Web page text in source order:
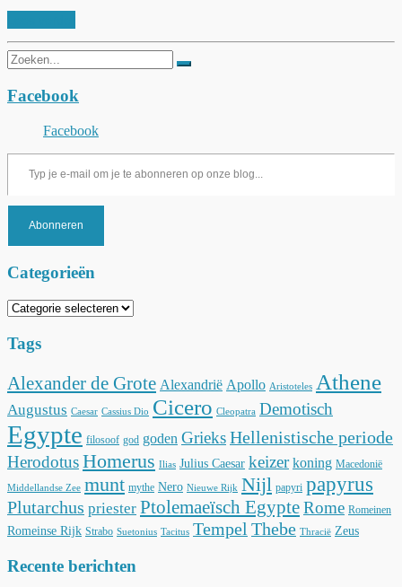
Zoeken
naar:
Facebook
Facebook
Typ je e-mail om je te abonneren op onze blog...
Abonneren
Categorieën
Categorieën
Tags
Alexander de Grote Alexandrië Apollo Aristoteles Athene
Augustus Caesar Cassius Dio Cicero Cleopatra Demotisch
Egypte filosoof god goden GrieksHellenistische periode
HerodotusHomerus Ilias Julius Caesar keizer koning Macedonië
Middellandse Zee munt mythe Nero Nieuwe Rijk Nijl papyri papyrus
Plutarchus priester Ptolemaeïsch EgypteRome Romeinen
Romeinse Rijk Strabo Suetonius Tacitus Tempel Thebe Thracië Zeus
Recente berichten